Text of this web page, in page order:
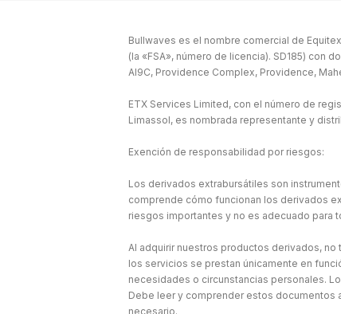
Bullwaves es el nombre comercial de
(la «FSA», número de licencia). SD185) con
Al9C, Providence Complex, Providence,
ETX Services Limited, con el número de
Limassol, es nombrada representante y
Exención de responsabilidad por riesgos:
Los derivados extrabursátiles son
comprende cómo funcionan los derivados
riesgos importantes y no es adecuado para
Al adquirir nuestros productos derivados,
los servicios se prestan únicamente en
necesidades o circunstancias personales.
Debe leer y comprender estos
necesario.